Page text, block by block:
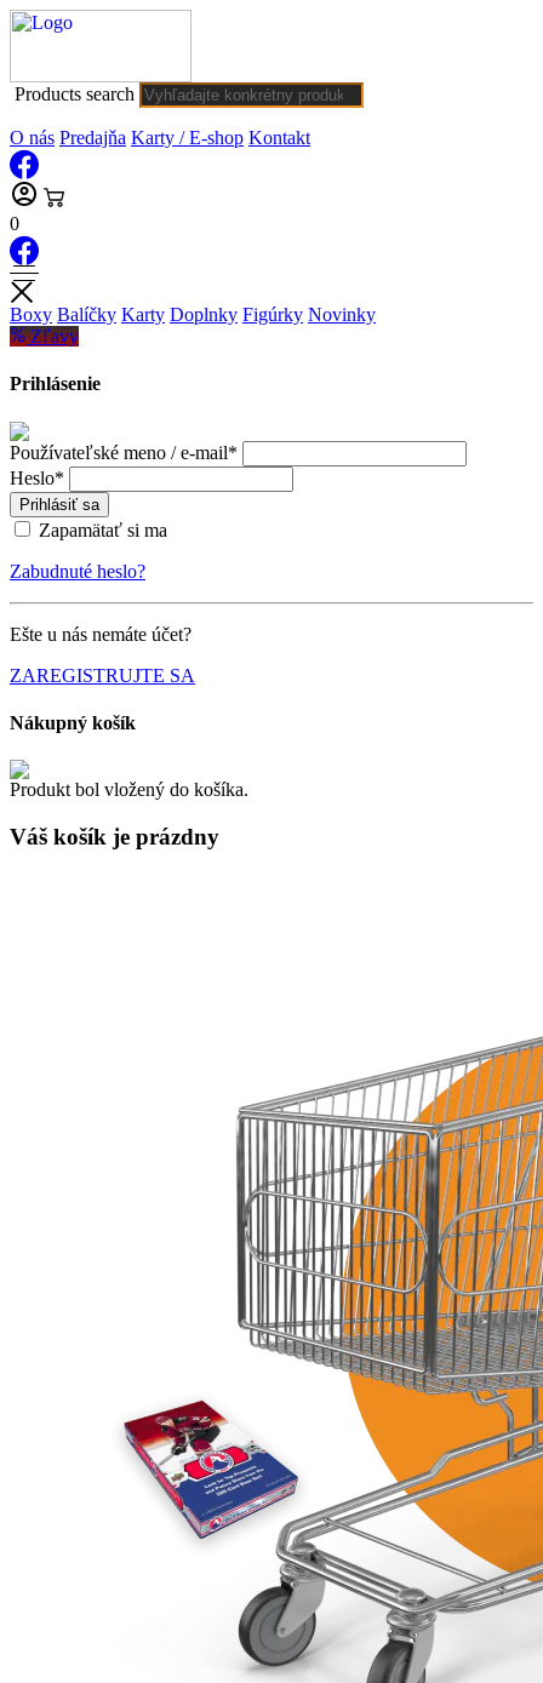
Products search
O nás Predajňa Karty / E-shop Kontakt
0
Boxy Balíčky Karty Doplnky Figúrky Novinky
Zľavy
Prihlásenie
Používateľské meno / e-mail*
Heslo*
Prihlásiť sa
Zapamätať si ma
Zabudnuté heslo?
Ešte u nás nemáte účet?
ZAREGISTRUJTE SA
Nákupný košík
Produkt bol vložený do košíka.
Váš košík je prázdny